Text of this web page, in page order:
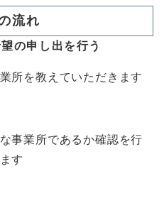
流れ
の申し出を行う
を教えていただきます
業所であるか確認を行
す